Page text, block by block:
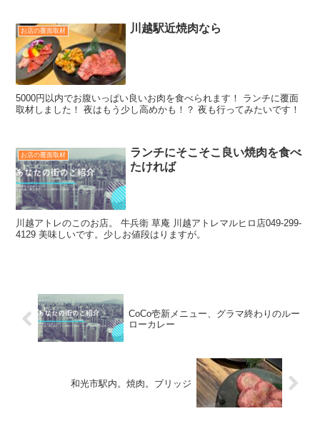
お店の覆面取材 川越駅近焼肉なら
5000円以内でお腹いっぱい良いお肉を食べられます！ ランチに覆面
取材しました！ 夜はもう少し高めかも！？ 夜も行ってみたいです！
お店の覆面取材
ランチにそこそこ良い焼肉を食べ
たければ
川越アトレのこのお店。 牛兵衛 草庵 川越アトレマルヒロ店049-299-
4129 美味しいです。少しお値段はりますが。
CoCo壱新メニュー、グラマ終わりのルー
ローカレー
和光市駅内。焼肉。ブリッジ